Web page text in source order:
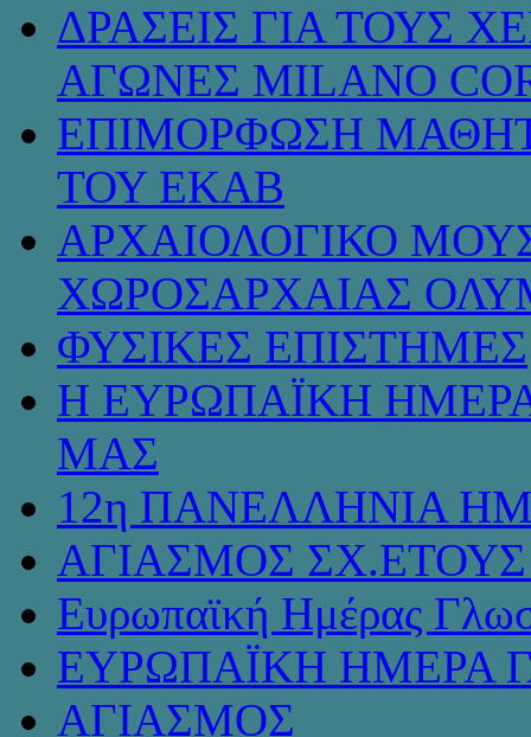
ΔΡΑΣΕΙΣ ΓΙΑ ΤΟΥΣ
ΑΓΩΝΕΣ MILANO
ΕΠΙΜΟΡΦΩΣΗ
ΤΟΥ ΕΚΑΒ
ΑΡΧΑΙΟΛΟΓΙΚΟ
ΧΩΡΟΣΑΡΧΑΙΑΣ
ΦΥΣΙΚΕΣ ΕΠΙΣΤΗΜΕΣ
Η ΕΥΡΩΠΑΪΚΗ
ΜΑΣ
12η ΠΑΝΕΛΛΗΝΙΑ
ΑΓΙΑΣΜΟΣ ΣΧ.ΕΤΟΥΣ
Ευρωπαϊκή Ημέρας
ΕΥΡΩΠΑΪΚΗ ΗΜΕΡΑ
ΑΓΙΑΣΜΟΣ